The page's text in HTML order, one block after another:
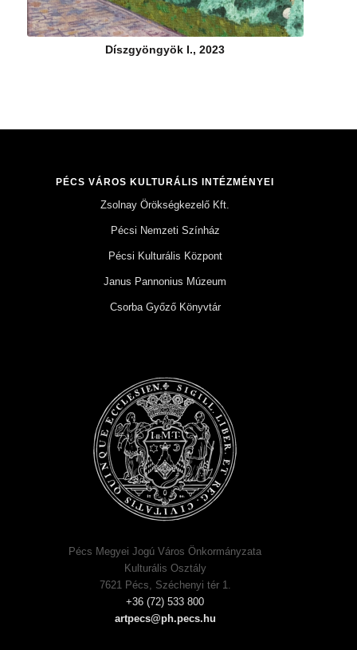
Díszgyöngyök I., 2023
PÉCS VÁROS KULTURÁLIS INTÉZMÉNYEI
Zsolnay Örökségkezelő Kft.
Pécsi Nemzeti Színház
Pécsi Kulturális Központ
Janus Pannonius Múzeum
Csorba Győző Könyvtár
Pécs Megyei Jogú Város Önkormányzata
Kulturális Osztály
7621 Pécs, Széchenyi tér 1.
+36 (72) 533 800
artpecs@ph.pecs.hu